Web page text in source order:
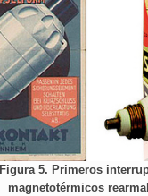
Figura 5. Primeros
magnetotérmicos